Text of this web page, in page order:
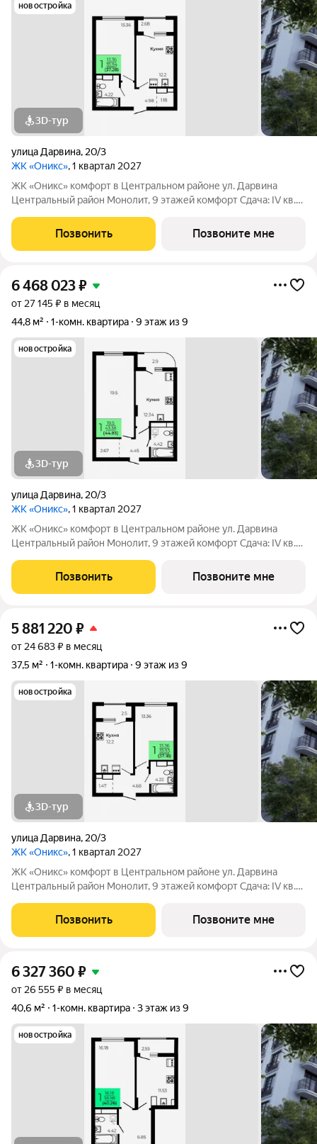
новостройка
3D-тур
улица Дарвина, 20/3
ЖК «Оникс», 1 квартал 2027
ЖК «Оникс» комфорт в Центральном районе ул. Дарвина
Центральный район Монолит, 9 этажей комфорт Сдача: IV кв.
с Ботаническим садом и парком им. Глинки. Преимущества:
Закрытый двор без
Позвонить Позвоните мне
6 468 023₽
от 27 145 ₽ в месяц
44,8 м²
1-комн. квартира 9 этаж из 9
новостройка
3D-тур
улица Дарвина, 20/3
ЖК «Оникс», 1 квартал 2027
ЖК «Оникс» комфорт в Центральном районе ул. Дарвина
Центральный район Монолит, 9 этажей комфорт Сдача: IV кв.
с Ботаническим садом и парком им. Глинки. Преимущества:
Закрытый двор без
Позвонить Позвоните мне
5 881 220 ₽
от 24 683 ₽ в месяц
37,5 м²
1-комн. квартира 9 этаж из 9
новостройка
3D-тур
улица Дарвина, 20/3
ЖК «Оникс», 1 квартал 2027
ЖК «Оникс» комфорт в Центральном районе ул. Дарвина
Центральный район Монолит, 9 этажей комфорт Сдача: IV кв.
с Ботаническим садом и парком им. Глинки. Преимущества:
Закрытый двор без
Позвонить Позвоните мне
6 327 360 ₽
от 26 555 ₽ в месяц
40,6 м²
1-комн. квартира 3 этаж из 9
новостройка